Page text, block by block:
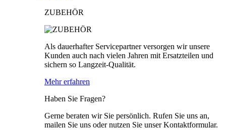
ZUBEHÖR
Als dauerhafter Servicepartner versorgen wir unsere
Kunden auch nach vielen Jahren mit Ersatzteilen und
sichern so Langzeit-Qualität.
Mehr erfahren
Haben Sie Fragen?
Gerne beraten wir Sie persönlich. Rufen Sie uns an,
mailen Sie uns oder nutzen Sie unser Kontaktformular.